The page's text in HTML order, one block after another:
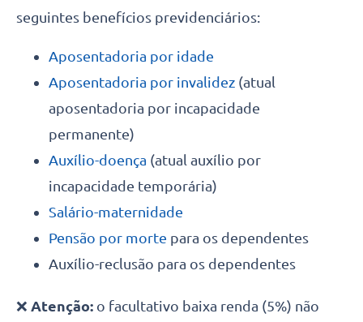
seguintes benefícios previdenciários:
Aposentadoria por idade
Aposentadoria por invalidez (atual
aposentadoria por incapacidade
permanente)
Auxílio-doença (atual auxílio por
incapacidade temporária)
Salário-maternidade
Pensão por morte para os dependentes
Auxílio-reclusão para os dependentes
❌ Atenção: o facultativo baixa renda (5%) não